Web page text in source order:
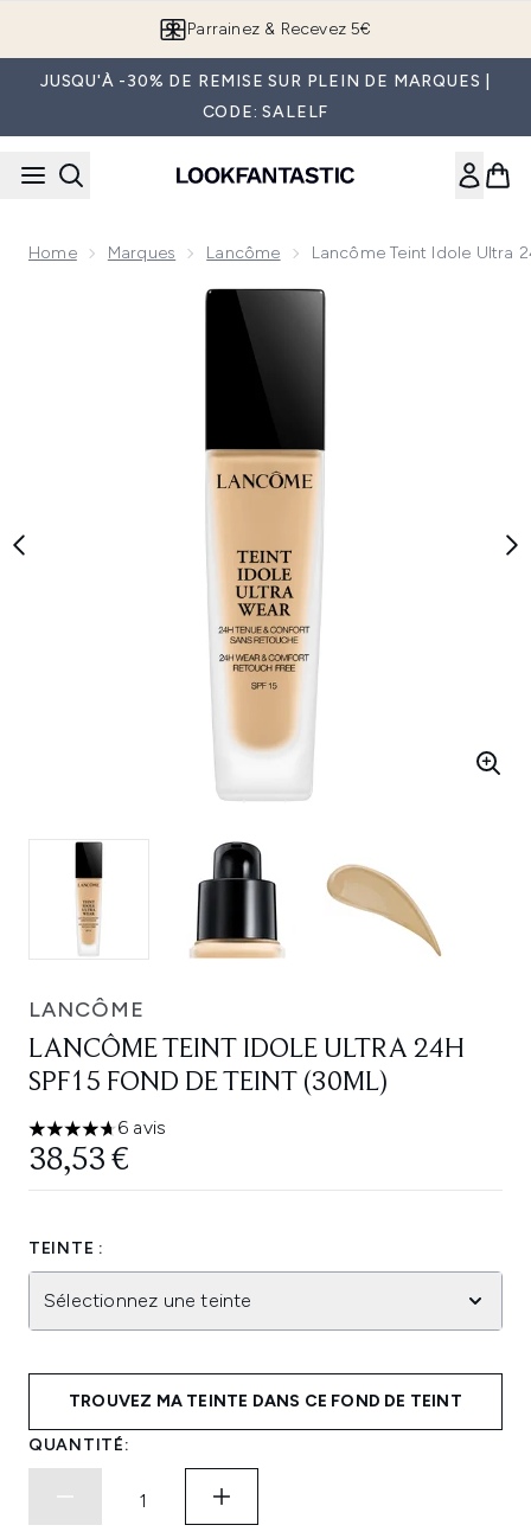
Parrainez & Recevez 5€
JUSQU'À -30% DE REMISE SUR PLEIN DE MARQUES |
CODE: SALELF
Home Marques Lancôme Lancôme Teint Idole Ultra
Now showing image 1 Lancôme Teint Idole Ultra 24H SPF15
LANCÔME
LANCÔME TEINT IDOLE ULTRA 24H
SPF15 FOND DE TEINT (30ML)
4.67 étoiles sur un maximum de 5
6 avis
38,53 €
TEINTE :
Sélectionnez une teinte
TROUVEZ MA TEINTE DANS CE FOND DE TEINT
QUANTITÉ: